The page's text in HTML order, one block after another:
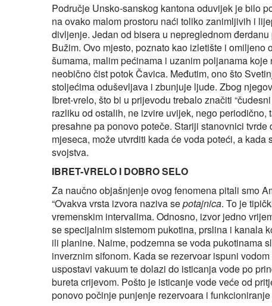
Područje Unsko-sanskog kantona oduvijek je bilo
na ovako malom prostoru naći toliko zanimljivih i
divljenje. Jedan od bisera u nepreglednom
Bužim. Ovo mjesto, poznato kao izletište i
šumama, malim pećinama i uzanim poljanama
neobično čist potok Čavica. Međutim, ono što
stoljećima oduševljava i zbunjuje ljude. Zbog
Ibret‑vrelo, što bi u prijevodu trebalo značiti
razliku od ostalih, ne izvire uvijek, nego
presahne pa ponovo poteče. Stariji stanovnici
mjeseca, može utvrditi kada će voda poteći, a
svojstva.
IBRET-VRELO I DOBRO SELO
Za naučno objašnjenje ovog fenomena pitali smo
“Ovakva vrsta izvora naziva sepotajnica. To je
vremenskim intervalima. Odnosno, izvor jedno
se specijalnim sistemom pukotina, prslina i kanala
ili planine. Naime, podzemna se voda pukotinama
inverznim sifonom. Kada se rezervoar ispuni
uspostavi vakuum te dolazi do isticanja vode po
bureta crijevom. Pošto je isticanje vode veće od
ponovo počinje punjenje rezervoara i